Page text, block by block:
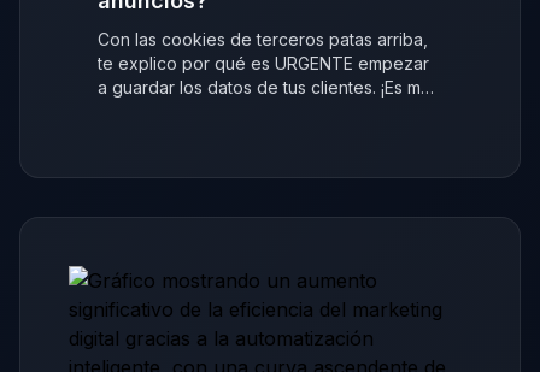
Con las cookies de terceros patas arriba,
te explico por qué es URGENTE empezar
a guardar los datos de tus clientes. ¡Es más